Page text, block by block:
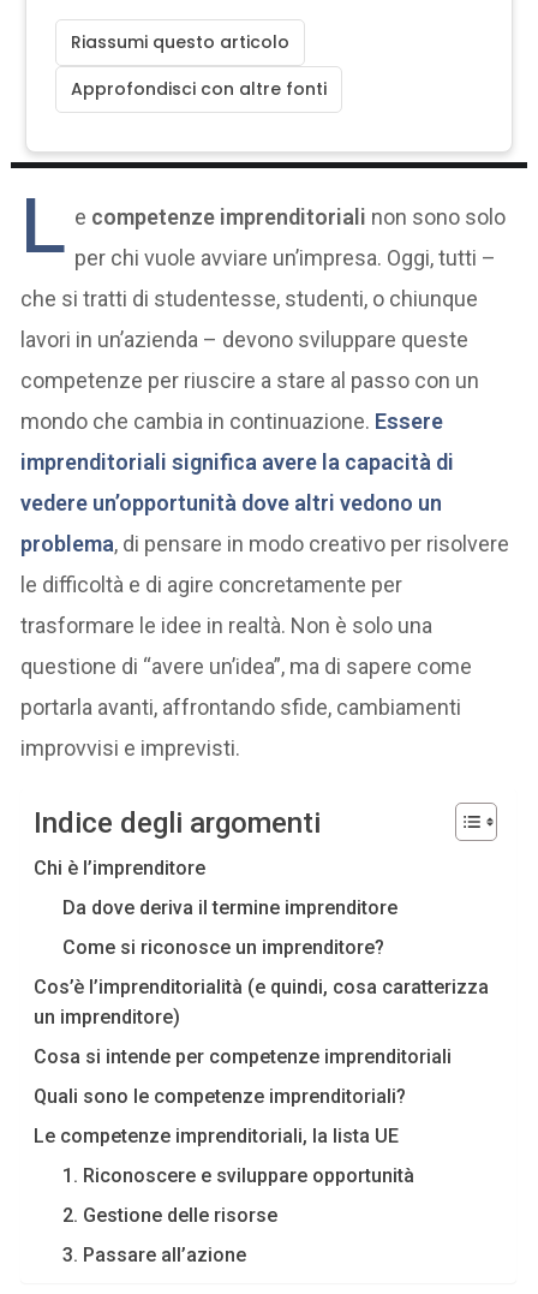
Riassumi questo articolo
Approfondisci con altre fonti
L e competenze imprenditoriali non sono solo
per chi vuole avviare un’impresa. Oggi, tutti –
che si tratti di studentesse, studenti, o chiunque
lavori in un’azienda – devono sviluppare queste
competenze per riuscire a stare al passo con un
mondo che cambia in continuazione. Essere
imprenditoriali significa avere la capacità di
vedere un’opportunità dove altri vedono un
problema, di pensare in modo creativo per risolvere
le difficoltà e di agire concretamente per
trasformare le idee in realtà. Non è solo una
questione di “avere un’idea”, ma di sapere come
portarla avanti, affrontando sfide, cambiamenti
improvvisi e imprevisti.
Indice degli argomenti
Chi è l’imprenditore
Da dove deriva il termine imprenditore
Come si riconosce un imprenditore?
Cos’è l’imprenditorialità (e quindi, cosa caratterizza
un imprenditore)
Cosa si intende per competenze imprenditoriali
Quali sono le competenze imprenditoriali?
Le competenze imprenditoriali, la lista UE
1. Riconoscere e sviluppare opportunità
2. Gestione delle risorse
3. Passare all’azione